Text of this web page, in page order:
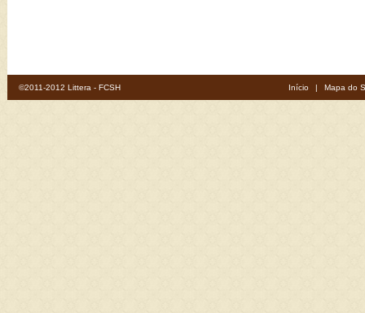
©2011-2012 Littera - FCSH Início | Mapa do